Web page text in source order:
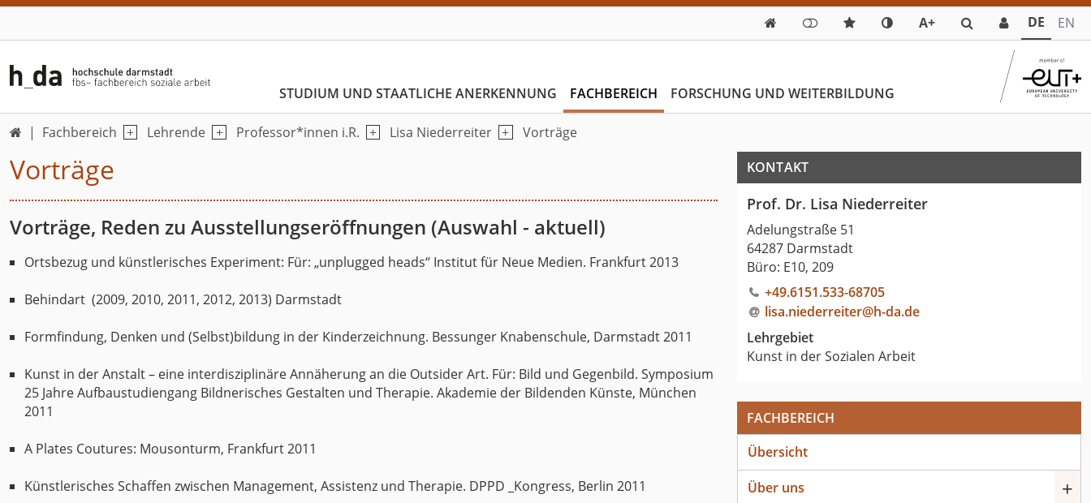
 A+ DE EN
STUDIUM UND STAATLICHE ANERKENNUNG FACHBEREICH FORSCHUNG UND WEITERBILDUNG
 Fachbereich Lehrende Professor*innen i.R. Lisa Niederreiter Vorträge
Vorträge
Vorträge, Reden zu Ausstellungseröffnungen (Auswahl - aktuell)
Ortsbezug und künstlerisches Experiment: Für: „unplugged heads“ Institut für Neue Medien. Frankfurt 2013
Behindart (2009, 2010, 2011, 2012, 2013) Darmstadt
Formfindung, Denken und (Selbst)bildung in der Kinderzeichnung. Bessunger Knabenschule, Darmstadt 2011
Kunst in der Anstalt – eine interdisziplinäre Annäherung an die Outsider Art. Für: Bild und Gegenbild. Symposium
25 Jahre Aufbaustudiengang Bildnerisches Gestalten und Therapie. Akademie der Bildenden Künste, München
2011
A Plates Coutures: Mousonturm, Frankfurt 2011
Künstlerisches Schaffen zwischen Management, Assistenz und Therapie. DPPD _Kongress, Berlin 2011
KONTAKT
Prof. Dr. Lisa Niederreiter
Adelungstraße 51
64287 Darmstadt
Büro: E10, 209
+49.6151.533-68705
lisa.niederreiter@h-da.de
Lehrgebiet
Kunst in der Sozialen Arbeit
FACHBEREICH
Übersicht
Über uns
+